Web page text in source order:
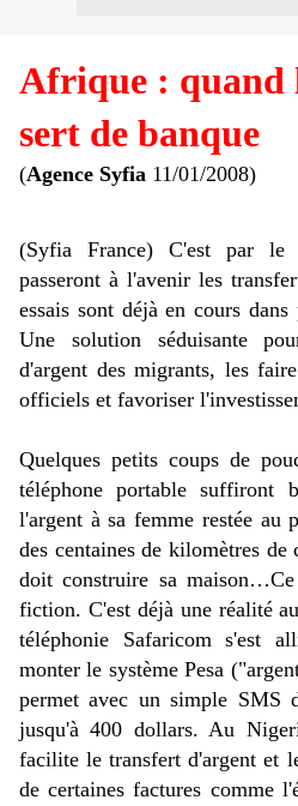
Afrique : quand
sert de banque
(Agence Syfia 11/01/2008)
(Syfia France) C'est par le
passeront à l'avenir les
essais sont déjà en cours
Une solution séduisante
d'argent des migrants, les
officiels et favoriser
Quelques petits coups de
téléphone portable suffiront
l'argent à sa femme restée au
des centaines de kilomètres
doit construire sa
fiction. C'est déjà une réalité
téléphonie Safaricom s'est
monter le système Pesa
permet avec un simple SMS
jusqu'à 400 dollars. Au
facilite le transfert d'argent et
de certaines factures comme